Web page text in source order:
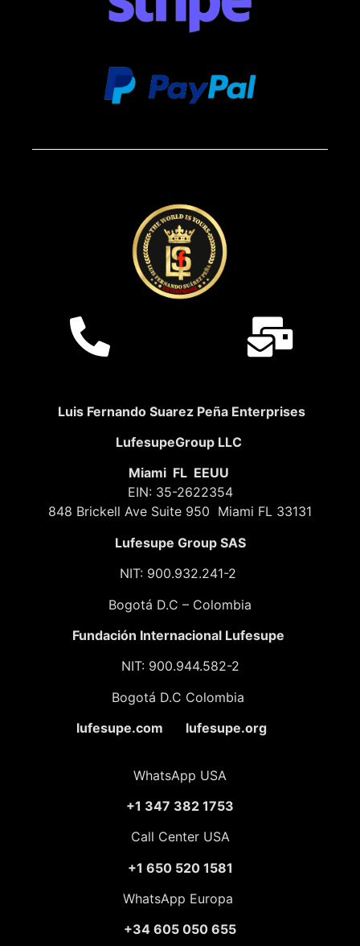
Luis Fernando Suarez Peña Enterprises
LufesupeGroup LLC
Miami FL EEUU
EIN: 35-2622354
848 Brickell Ave Suite 950 Miami FL 33131
Lufesupe Group SAS
NIT: 900.932.241-2
Bogotá D.C – Colombia
Fundación Internacional Lufesupe
NIT: 900.944.582-2
Bogotá D.C Colombia
lufesupe.com lufesupe.org
WhatsApp USA
+1 347 382 1753
Call Center USA
+1 650 520 1581
WhatsApp Europa
+34 605 050 655